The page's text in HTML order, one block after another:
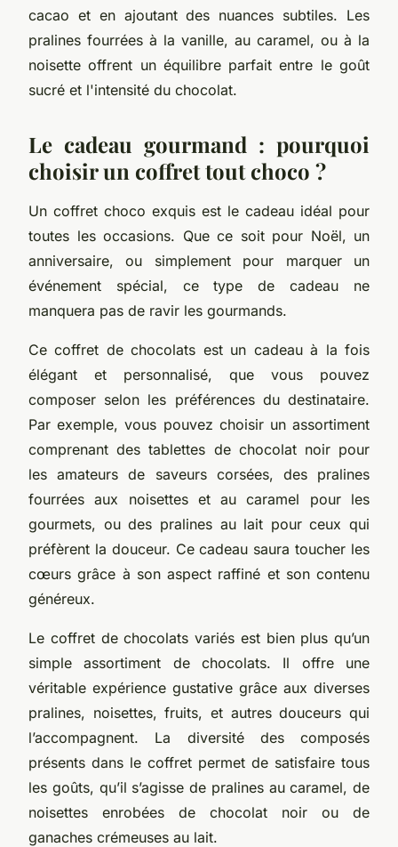
cacao et en ajoutant des nuances subtiles. Les
pralines fourrées à la vanille, au caramel, ou à la
noisette offrent un équilibre parfait entre le goût
sucré et l'intensité du chocolat.
Le cadeau gourmand : pourquoi
choisir un coffret tout choco ?
Un coffret choco exquis est le cadeau idéal pour
toutes les occasions. Que ce soit pour Noël, un
anniversaire, ou simplement pour marquer un
événement spécial, ce type de cadeau ne
manquera pas de ravir les gourmands.
Ce coffret de chocolats est un cadeau à la fois
élégant et personnalisé, que vous pouvez
composer selon les préférences du destinataire.
Par exemple, vous pouvez choisir un assortiment
comprenant des tablettes de chocolat noir pour
les amateurs de saveurs corsées, des pralines
fourrées aux noisettes et au caramel pour les
gourmets, ou des pralines au lait pour ceux qui
préfèrent la douceur. Ce cadeau saura toucher les
cœurs grâce à son aspect raffiné et son contenu
généreux.
Le coffret de chocolats variés est bien plus qu’un
simple assortiment de chocolats. Il offre une
véritable expérience gustative grâce aux diverses
pralines, noisettes, fruits, et autres douceurs qui
l’accompagnent. La diversité des composés
présents dans le coffret permet de satisfaire tous
les goûts, qu’il s’agisse de pralines au caramel, de
noisettes enrobées de chocolat noir ou de
ganaches crémeuses au lait.